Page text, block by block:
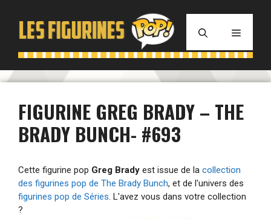
contenu
MENU
FIGURINE GREG BRADY – THE
BRADY BUNCH- #693
Cette figurine pop Greg Brady est issue de la collection
des figurines pop de The Brady Bunch, et de l'univers des
figurines pop de Séries. L'avez vous dans votre collection
?